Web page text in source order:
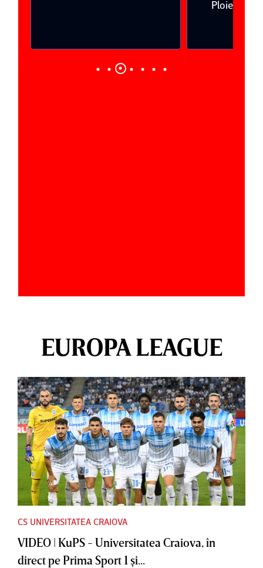
Ploieşti
EUROPA LEAGUE
CS UNIVERSITATEA CRAIOVA
VIDEO | KuPS - Universitatea Craiova, în
direct pe Prima Sport 1 şi...